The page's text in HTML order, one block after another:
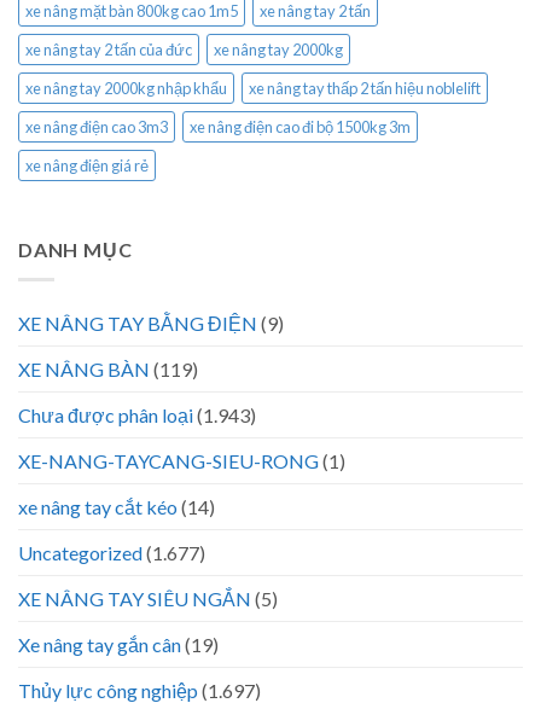
xe nâng mặt bàn 800kg cao 1m5
xe nâng tay 2 tấn
xe nâng tay 2 tấn của đức
xe nâng tay 2000kg
xe nâng tay 2000kg nhập khẩu
xe nâng tay thấp 2 tấn hiệu noblelift
xe nâng điện cao 3m3
xe nâng điện cao đi bộ 1500kg 3m
xe nâng điện giá rẻ
DANH MỤC
XE NÂNG TAY BẰNG ĐIỆN (9)
XE NÂNG BÀN (119)
Chưa được phân loại(1.943)
XE-NANG-TAYCANG-SIEU-RONG(1)
xe nâng tay cắt kéo (14)
Uncategorized(1.677)
XE NÂNG TAY SIÊU NGẮN (5)
Xe nâng tay gắn cân(19)
Thủy lực công nghiệp (1.697)